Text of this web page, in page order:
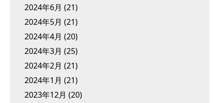
2024年6月 (21)
2024年5月 (21)
2024年4月 (20)
2024年3月 (25)
2024年2月 (21)
2024年1月 (21)
2023年12月 (20)